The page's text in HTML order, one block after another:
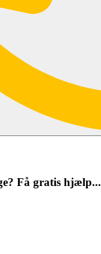
Få gratis hjælp...